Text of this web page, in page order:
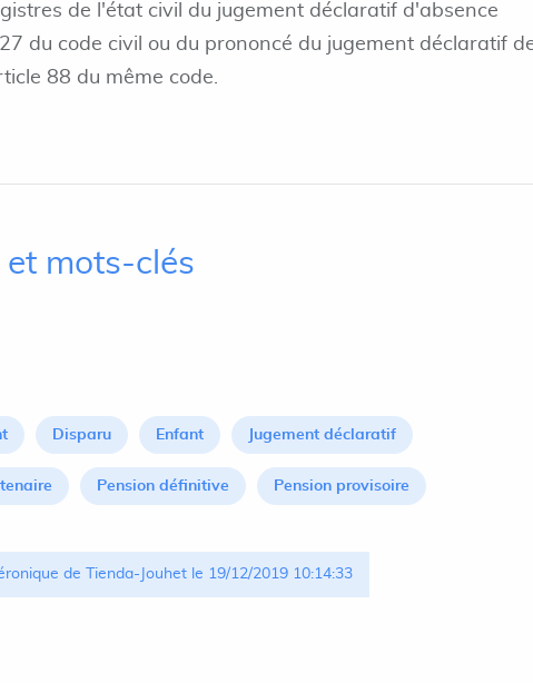
de l'état civil du jugement déclaratif d'absence
du code civil ou du prononcé du jugement déclaratif
88 du même code.
mots-clés
Disparu Enfant Jugement déclaratif
Pension définitive Pension provisoire
de Tienda-Jouhet le 19/12/2019 10:14:33